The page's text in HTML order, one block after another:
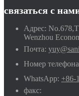
связаться с
Адрес:
Wenzhou
Почта:
Номер
WhatsApp: +86-
факс: